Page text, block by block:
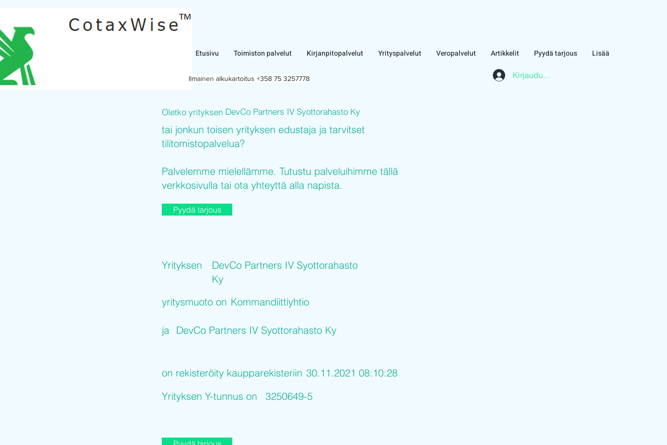
Etusivu Toimiston palvelut Kirjanpitopalvelut Yrityspalvelut Veropalvelut Artikkelit Pyydä tarjous Lisää
Kirjaudu asiakasalueelle
Ilmainen alkukartoitus +358 75 3257778
DevCo Partners IV Syottorahasto Ky
Oletko yrityksen
tai jonkun toisen yrityksen edustaja ja tarvitset
tilitomistopalvelua?
Palvelemme mielellämme. Tutustu palveluihimme tällä
verkkosivulla tai ota yhteyttä alla napista.
Pyydä tarjous
DevCo Partners IV Syottorahasto
Ky
Yrityksen
Kommandiittiyhtio
yritysmuoto on
ja DevCo Partners IV Syottorahasto Ky
on rekisteröity kaupparekisteriin 30.11.2021 08:10:28
Yrityksen Y-tunnus on
3250649-5